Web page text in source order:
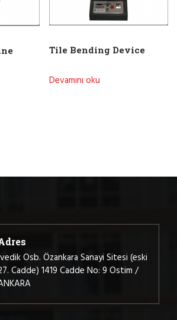
Tile Bending Device
Devamını oku
Osb. Özankara Sanayi Sitesi (eski
Cadde) 1419 Cadde No: 9 Ostim /